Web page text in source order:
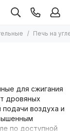
к ним
Печь на
для сжигания
дровяных
подачи воздуха и
по доступной